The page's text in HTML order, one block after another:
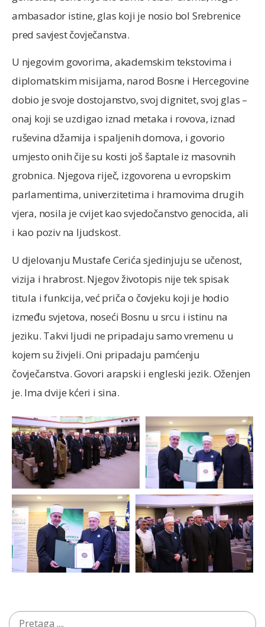
ambasador istine, glas koji je nosio bol Srebrenice
pred savjest čovječanstva.
U njegovim govorima, akademskim tekstovima i
diplomatskim misijama, narod Bosne i Hercegovine
dobio je svoje dostojanstvo, svoj dignitet, svoj glas –
onaj koji se uzdigao iznad metaka i rovova, iznad
ruševina džamija i spaljenih domova, i govorio
umjesto onih čije su kosti još šaptale iz masovnih
grobnica. Njegova riječ, izgovorena u evropskim
parlamentima, univerzitetima i hramovima drugih
vjera, nosila je cvijet kao svjedočanstvo genocida, ali
i kao poziv na ljudskost.
U djelovanju Mustafe Cerića sjedinjuju se učenost,
vizija i hrabrost. Njegov životopis nije tek spisak
titula i funkcija, već priča o čovjeku koji je hodio
između svjetova, noseći Bosnu u srcu i istinu na
jeziku. Takvi ljudi ne pripadaju samo vremenu u
kojem su živjeli. Oni pripadaju pamćenju
čovječanstva. Govori arapski i engleski jezik. Oženjen
je. Ima dvije kćeri i sina.